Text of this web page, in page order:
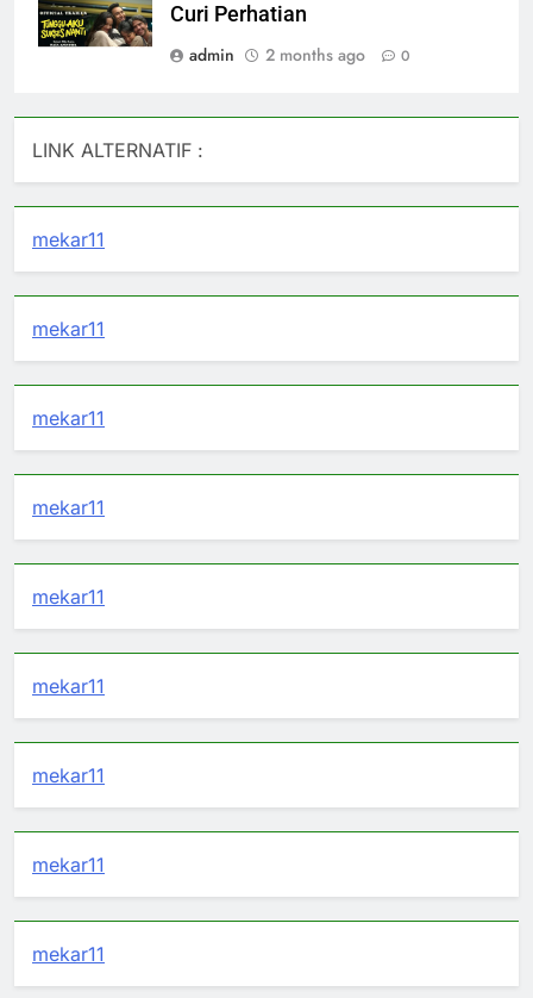
Curi Perhatian
admin
2 months ago 0
LINK ALTERNATIF :
mekar11
mekar11
mekar11
mekar11
mekar11
mekar11
mekar11
mekar11
mekar11